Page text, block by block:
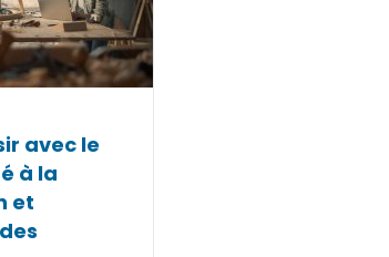
avec le
à la
et